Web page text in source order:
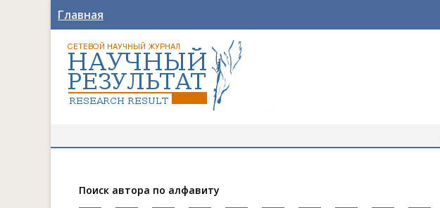
Главная
Поиск автора по алфавиту